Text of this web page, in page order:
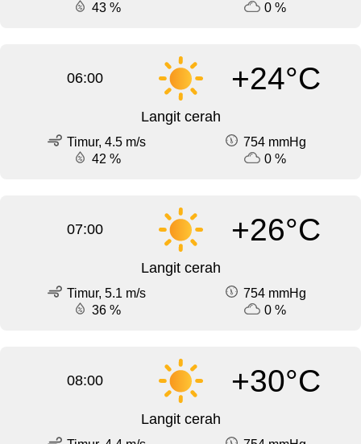
43 %
0 %
06:00 +24°C
Langit cerah
Timur, 4.5 m/s
754 mmHg
42 %
0 %
07:00 +26°C
Langit cerah
Timur, 5.1 m/s
754 mmHg
36 %
0 %
08:00 +30°C
Langit cerah